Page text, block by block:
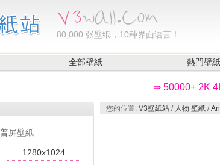
80,000 张壁纸，10种界面语言！
全部壁紙 熱門壁紙
⇒ 50000+ 2K
屏壁紙
1280x1024
您的位置: V3壁紙站 / 人物 壁紙 /